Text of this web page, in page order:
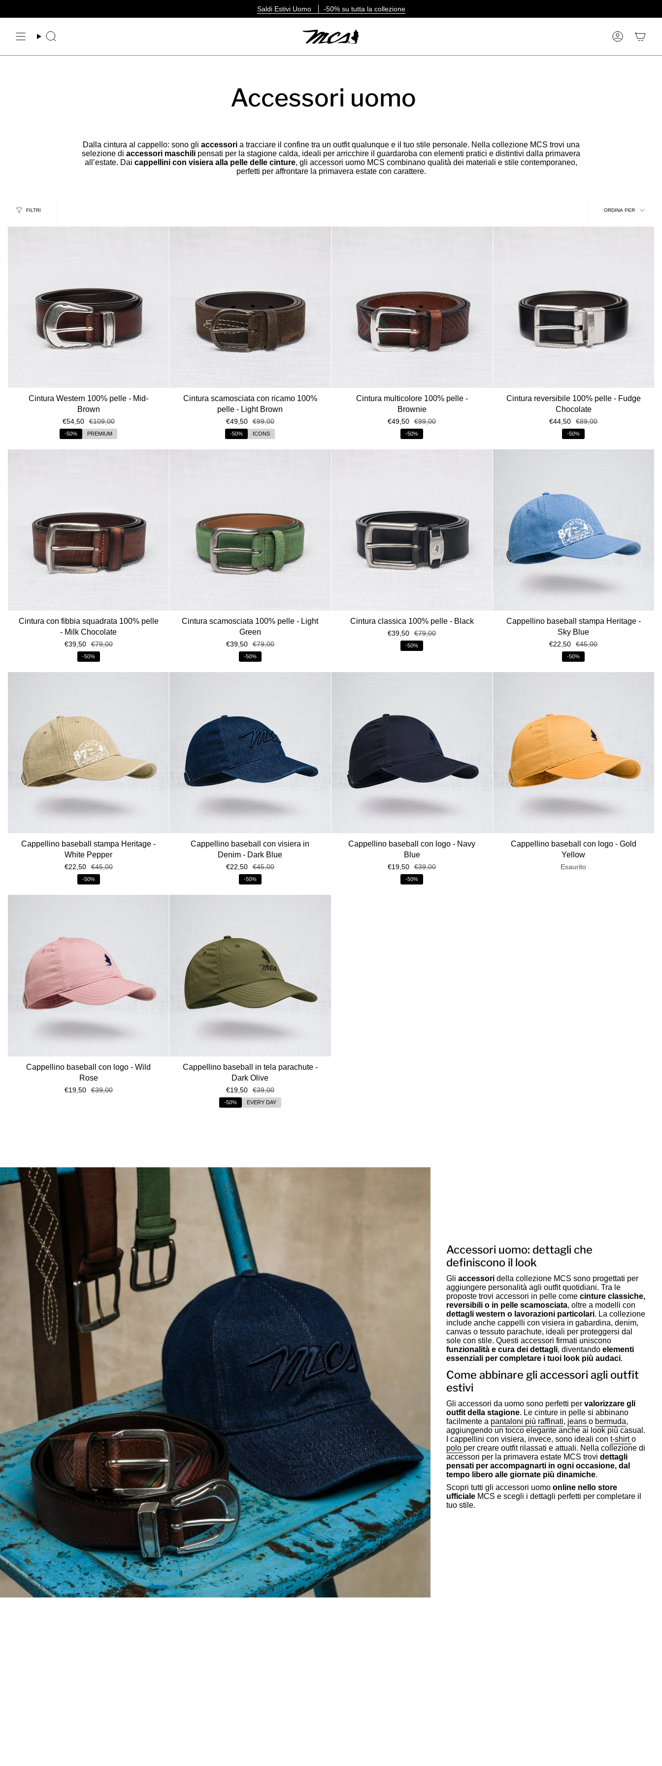
Saldi Estivi Uomo -50% su tutta la collezione
Cerca Account
Accessori uomo
Dalla cintura al cappello: sono gli accessori a tracciare il confine tra un outfit qualunque e il tuo stile personale. Nella collezione MCS trovi una
selezione di accessori maschili pensati per la stagione calda, ideali per arricchire il guardaroba con elementi pratici e distintivi dalla primavera
all’estate. Dai cappellini con visiera alla pelle delle cinture, gli accessori uomo MCS combinano qualità dei materiali e stile contemporaneo,
perfetti per affrontare la primavera estate con carattere.
FILTRI
Ordina
per
ORDINA PER
Cintura Western 100% pelle - Mid-
Brown
€54,50 €109,00
-50% PREMIUM
Cintura scamosciata con ricamo 100%
pelle - Light Brown
€49,50 €99,00
-50% ICONS
Cintura multicolore 100% pelle -
Brownie
€49,50 €99,00
-50%
Cintura reversibile 100% pelle - Fudge
Chocolate
€44,50 €89,00
-50%
Cintura con fibbia squadrata 100% pelle
- Milk Chocolate
€39,50 €79,00
-50%
Cintura scamosciata 100% pelle - Light
Green
€39,50 €79,00
-50%
Cintura classica 100% pelle - Black
€39,50 €79,00
-50%
Cappellino baseball stampa Heritage -
Sky Blue
€22,50 €45,00
-50%
Cappellino baseball stampa Heritage -
White Pepper
€22,50 €45,00
-50%
Cappellino baseball con visiera in
Denim - Dark Blue
€22,50 €45,00
-50%
Cappellino baseball con logo - Navy
Blue
€19,50 €39,00
-50%
Cappellino baseball con logo - Gold
Yellow
Esaurito
Cappellino baseball con logo - Wild
Rose
€19,50 €39,00
Cappellino baseball in tela parachute -
Dark Olive
€19,50 €39,00
-50% EVERY DAY
Accessori uomo: dettagli che
definiscono il look
Gli accessoridella collezione MCS sono progettati per
aggiungere personalità agli outfit quotidiani. Tra le
proposte trovi accessori in pelle come cinture classiche,
reversibili o in pelle scamosciata, oltre a modelli con
dettagli western o lavorazioni particolari. La collezione
include anche cappelli con visiera in gabardina, denim,
canvas o tessuto parachute, ideali per proteggersi dal
sole con stile. Questi accessori firmati uniscono
funzionalità e cura dei dettagli, diventando elementi
essenziali per completare i tuoi look più audaci.
Come abbinare gli accessori agli outfit
estivi
Gli accessori da uomo sono perfetti per valorizzare gli
outfit della stagione. Le cinture in pelle si abbinano
facilmente a pantaloni più raffinati, jeans o bermuda,
aggiungendo un tocco elegante anche ai look più casual.
I cappellini con visiera, invece, sono ideali con t-shirto
polo per creare outfit rilassati e attuali. Nella collezione di
accessori per la primavera estate MCS trovi dettagli
pensati per accompagnarti in ogni occasione, dal
tempo libero alle giornate più dinamiche.
Scopri tutti gli accessori uomo online nello store
ufficiale MCS e scegli i dettagli perfetti per completare il
tuo stile.